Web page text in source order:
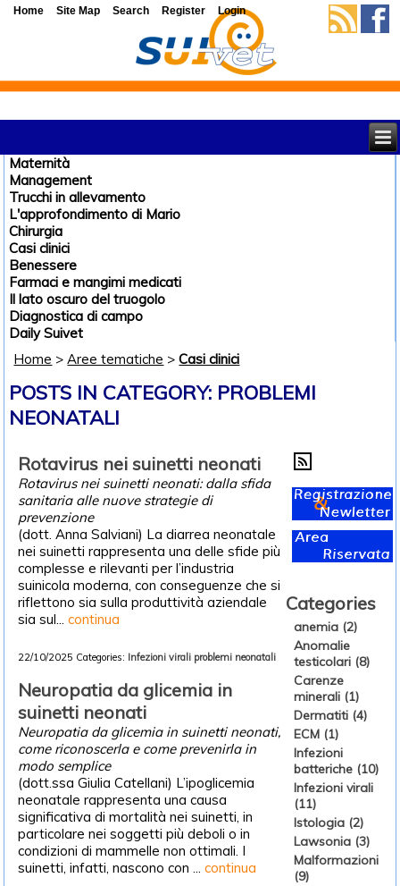
Maternità
Management
Trucchi in allevamento
L'approfondimento di Mario
Chirurgia
Casi clinici
Benessere
Farmaci e mangimi medicati
Il lato oscuro del truogolo
Diagnostica di campo
Daily Suivet
Home >Aree tematiche >Casi clinici
POSTS IN CATEGORY: PROBLEMI
NEONATALI
Rotavirus nei suinetti neonati
Rotavirus nei suinetti neonati: dalla sfida
sanitaria alle nuove strategie di
prevenzione
(dott. Anna Salviani) La diarrea neonatale
nei suinetti rappresenta una delle sfide più
complesse e rilevanti per l’industria
suinicola moderna, con conseguenze che si
riflettono sia sulla produttività aziendale
sia sul...continua
22/10/2025 Categories: Infezioni virali problemi neonatali
Neuropatia da glicemia in
suinetti neonati
Neuropatia da glicemia in suinetti neonati,
come riconoscerla e come prevenirla in
modo semplice
(dott.ssa Giulia Catellani) L’ipoglicemia
neonatale rappresenta una causa
significativa di mortalità nei suinetti, in
particolare nei soggetti più deboli o in
condizioni di mammelle non ottimali. I
suinetti, infatti, nascono con ...continua
Categories
anemia (2)
Anomalie
testicolari (8)
Carenze
minerali (1)
Dermatiti (4)
ECM (1)
Infezioni
batteriche (10)
Infezioni virali
(11)
Istologia (2)
Lawsonia (3)
Malformazioni
(9)
Home Site Map Search Register Login